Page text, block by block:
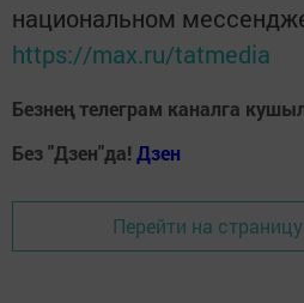
национальном
https://max.ru/tatmedia
Безнең телеграм каналга
Без "Дзен"да! Дзен
Перейти на